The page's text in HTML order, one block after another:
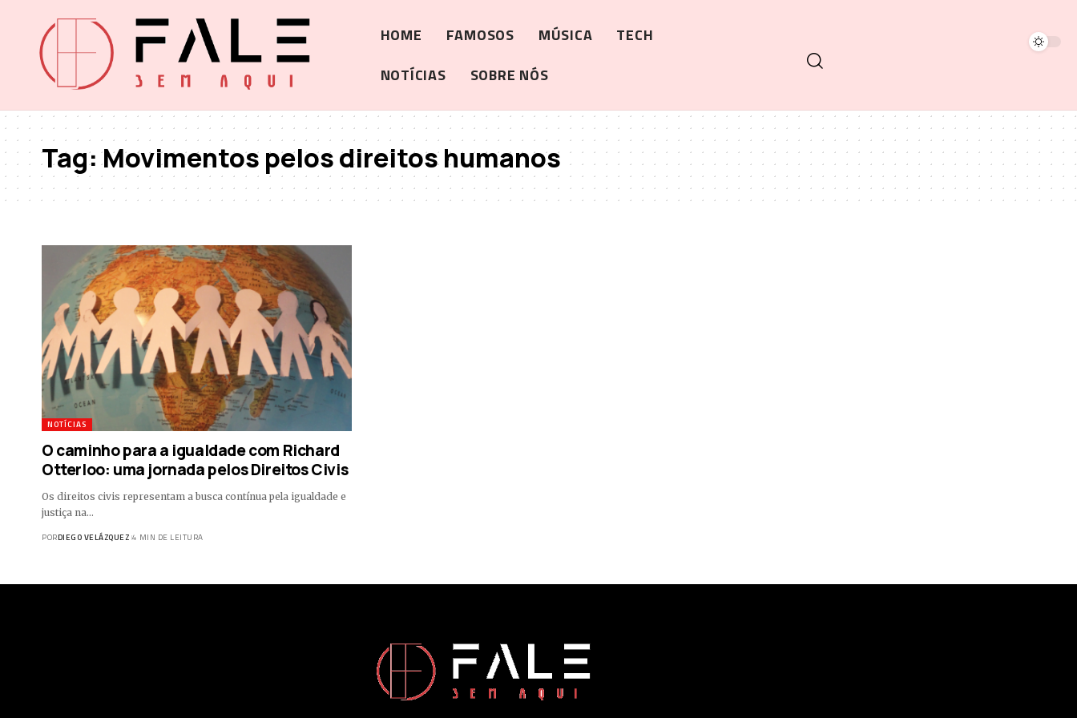
HOME FAMOSOS MÚSICA
TECH
NOTÍCIAS
SOBRE NÓS
Tag:Movimentos pelos direitos humanos
NOTÍCIAS
O caminho para a igualdade com Richard
Otterloo: uma jornada pelos Direitos Civis
Os direitos civis representam a busca contínua pela igualdade e
justiça na…
PORDIEGO VELÁZQUEZ 4 MIN DE LEITURA